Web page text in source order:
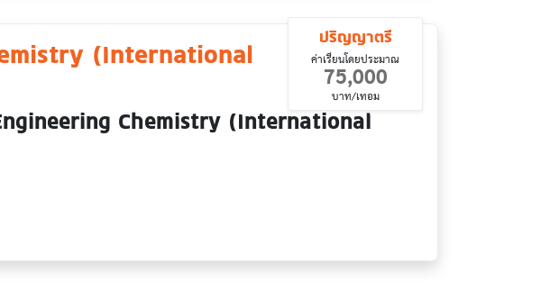
(International
Chemistry (International
ปริญญาตรี
ค่าเรียนโดยประมาณ
75,000
บาท/เทอม
program)